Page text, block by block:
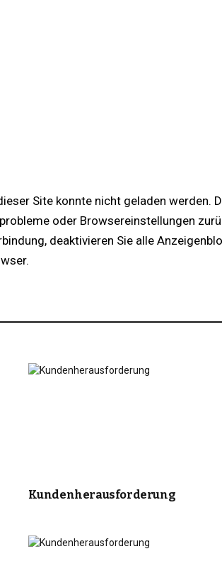
Site konnte nicht geladen werden.
oder Browsereinstellungen
deaktivieren Sie alle
Kundenherausforderung